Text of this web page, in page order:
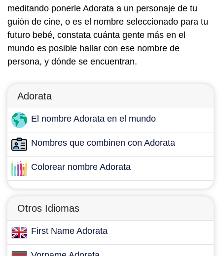
meditando ponerle Adorata a un personaje de tu
guión de cine, o es el nombre seleccionado para tu
futuro bebé, constata cuánta gente más en el
mundo es posible hallar con ese nombre de
persona, y dónde se encuentran.
Adorata
El nombre Adorata en el mundo
Nombres que combinen con Adorata
Colorear nombre Adorata
Otros Idiomas
First Name Adorata